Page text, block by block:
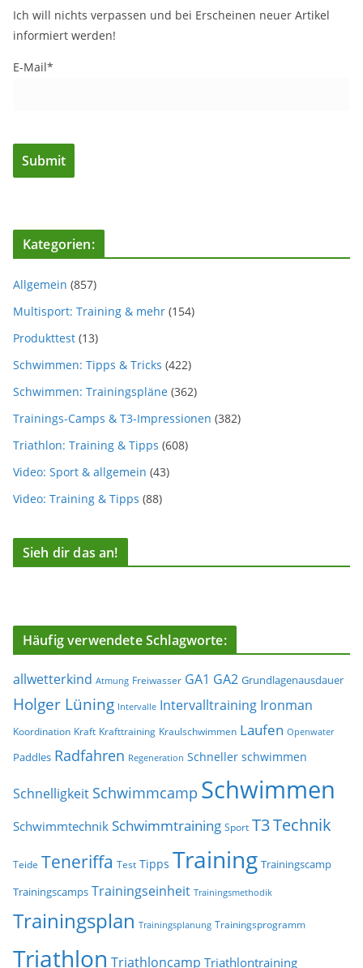
Ich will nichts verpassen und bei Erscheinen neuer Artikel
informiert werden!
E-Mail*
Kategorien:
Allgemein (857)
Multisport: Training & mehr (154)
Produkttest (13)
Schwimmen: Tipps & Tricks (422)
Schwimmen: Trainingspläne (362)
Trainings-Camps & T3-Impressionen (382)
Triathlon: Training & Tipps (608)
Video: Sport & allgemein (43)
Video: Training & Tipps (88)
Sieh dir das an!
Häufig verwendete Schlagworte:
allwetterkind Atmung Freiwasser GA1 GA2 Grundlagenausdauer
Holger Lüning Intervalle Intervalltraining Ironman
Koordination Kraft Krafttraining Kraulschwimmen Laufen Openwater
Paddles Radfahren Regeneration Schneller schwimmen
Schnelligkeit Schwimmcamp Schwimmen
Schwimmtechnik Schwimmtraining Sport T3Technik
Teide Teneriffa Test Tipps Training Trainingscamp
Trainingscamps Trainingseinheit Trainingsmethodik
Trainingsplan Trainingsplanung Trainingsprogramm
Triathlon Triathloncamp Triathlontraining